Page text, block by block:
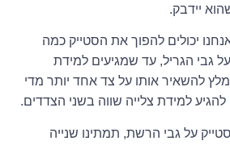
יידבק.
יכולים להפוך את הסטייק כמה
גבי הגריל, עד שמגיעים למידת
להשאיר אותו על צד אחד יותר מדי
להגיע למידת צלייה שווה בשני הצדדים.
על גבי הרשת, תמתינו שנייה